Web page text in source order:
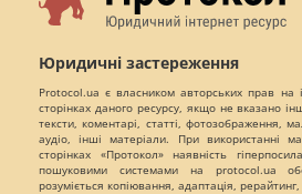
Юридичні застереження
Protocol.ua є власником авторських прав
сторінках даного ресурсу, якщо не вказано
тексти, коментарі, статті, фотозображення,
аудіо, інші матеріали. При використанні
сторінках «Протокол» наявність
пошуковими системами на protocol.ua
розуміється копіювання, адаптація,